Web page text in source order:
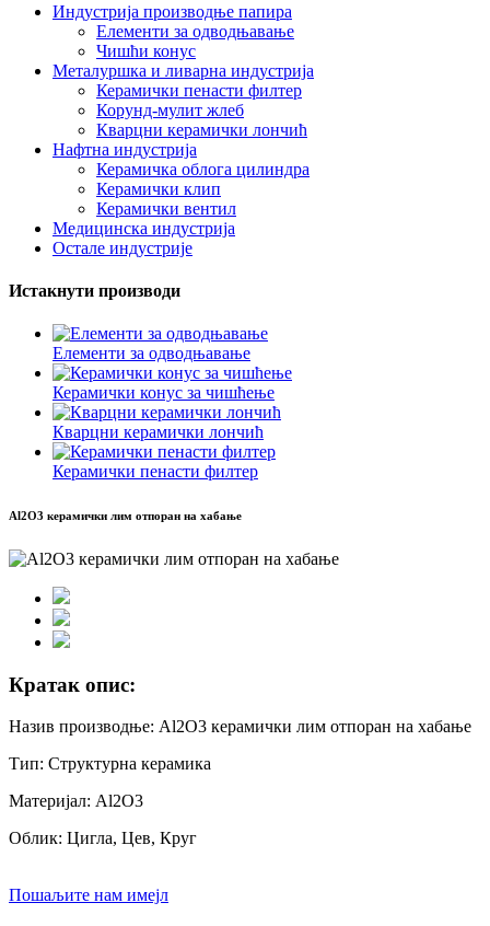
Индустрија производње папира
Елементи за одводњавање
Чишћи конус
Металуршка и ливарна индустрија
Керамички пенасти филтер
Корунд-мулит жлеб
Кварцни керамички лончић
Нафтна индустрија
Керамичка облога цилиндра
Керамички клип
Керамички вентил
Медицинска индустрија
Остале индустрије
Истакнути производи
Елементи за одводњавање
Керамички конус за чишћење
Кварцни керамички лончић
Керамички пенасти филтер
Al2O3 керамички лим отпоран на хабање
Кратак опис:
Назив производње: Al2O3 керамички лим отпоран на хабање
Тип: Структурна керамика
Материјал: Al2O3
Облик: Цигла, Цев, Круг
Пошаљите нам имејл